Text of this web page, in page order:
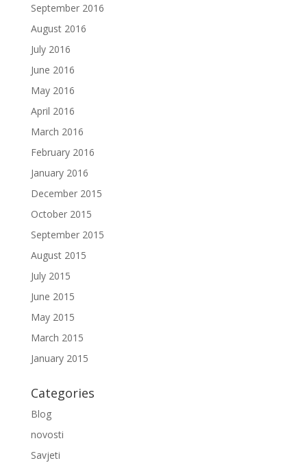
September 2016
August 2016
July 2016
June 2016
May 2016
April 2016
March 2016
February 2016
January 2016
December 2015
October 2015
September 2015
August 2015
July 2015
June 2015
May 2015
March 2015
January 2015
Categories
Blog
novosti
Savjeti